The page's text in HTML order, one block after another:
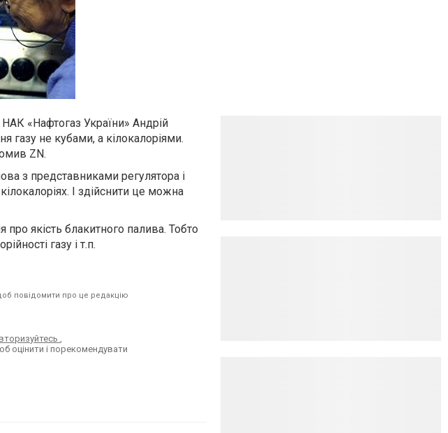
«Нафтогаз України» Андрій
газу не кубами, а кілокалоріями.
ZN.
з представниками регулятора і
І здійснити це можна
якість блакитного палива. Тобто
газу і т.п.
повідомити про це редакцію
,
оцінити і порекомендувати